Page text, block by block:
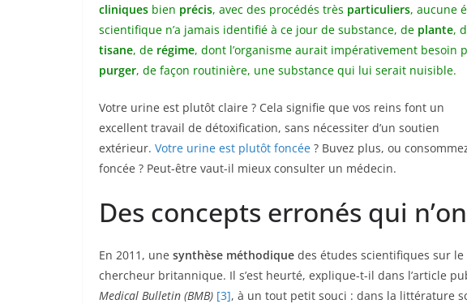
cliniques bien précis, avec des procédés très particuliers, aucune
scientifique n’a jamais identifié à ce jour de substance, de plante,
tisane, de régime, dont l’organisme aurait impérativement besoin
purger, de façon routinière, une substance qui lui serait nuisible.
Votre urine est plutôt claire ? Cela signifie que vos reins font un
excellent travail de détoxification, sans nécessiter d’un soutien
extérieur. Votre urine est plutôt foncée ? Buvez plus, ou
foncée ? Peut-être vaut-il mieux consulter un médecin.
Des concepts erronés qui
En 2011, une synthèse méthodique des études scientifiques sur
chercheur britannique. Il s’est heurté, explique-t-il dans l’article
Medical Bulletin (BMB) [3], à un tout petit souci : dans la littérature